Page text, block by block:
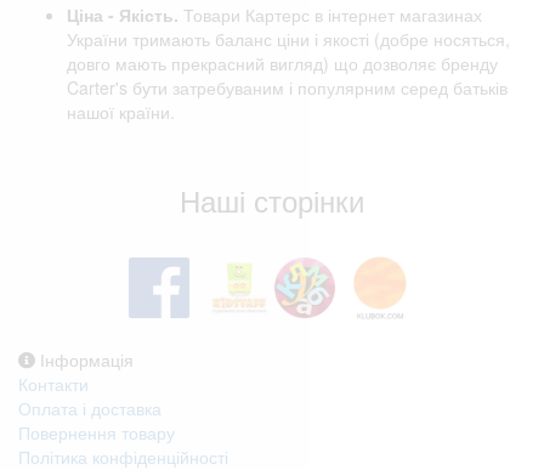
Ціна - Якість. Товари Картерс в інтернет магазинах
України тримають баланс ціни і якості (добре носяться,
довго мають прекрасний вигляд) що дозволяє бренду
Carter's бути затребуваним і популярним серед батьків
нашої країни.
Наші сторінки
Інформація
Контакти
Оплата і доставка
Повернення товару
Політика конфіденційності